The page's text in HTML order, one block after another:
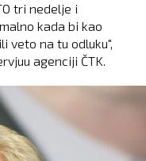
tri nedelje i
kada bi kao
veto na tu odluku",
agenciji ČTK.